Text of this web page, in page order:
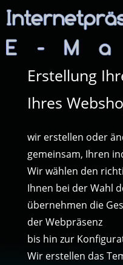
Erstellung
Ihres
wir erstellen oder
gemeinsam, Ihren
Wir wählen den
Ihnen bei der Wahl
übernehmen die
der Webpräsenz
bis hin zur
Wir erstellen das